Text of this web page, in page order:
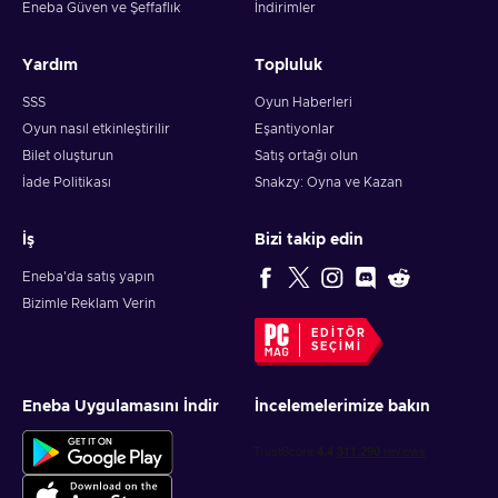
Eneba Güven ve Şeffaflık
İndirimler
Yardım
SSS
Oyun nasıl etkinleştirilir
Bilet oluşturun
İade Politikası
Topluluk
Oyun Haberleri
Eşantiyonlar
Satış ortağı olun
Snakzy: Oyna ve Kazan
İş
Eneba'da satış yapın
Bizimle Reklam Verin
Bizi takip edin
EDITÖR
SEÇIMI
Eneba Uygulamasını İndir İncelemelerimize bakın